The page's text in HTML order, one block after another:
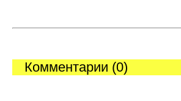
Комментарии (0)